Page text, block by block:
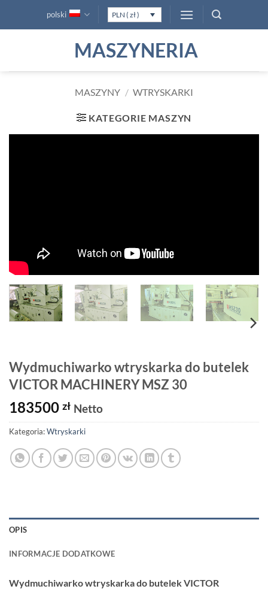
polski PLN ( zł )
MASZYNERIA
MASZYNY / WTRYSKARKI
KATEGORIE MASZYN
Wydmuchiwarko wtryskarka do butelek
VICTOR MACHINERY MSZ 30
183500 zł Netto
Kategoria:Wtryskarki
OPIS
INFORMACJE DODATKOWE
Wydmuchiwarko wtryskarka do butelek VICTOR